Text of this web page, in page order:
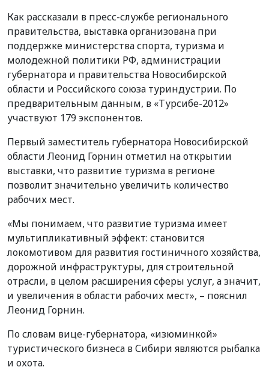
Как рассказали в пресс-службе регионального
правительства, выставка организована при
поддержке министерства спорта, туризма и
молодежной политики РФ, администрации
губернатора и правительства Новосибирской
области и Российского союза туриндустрии. По
предварительным данным, в «Турсибе-2012»
участвуют 179 экспонентов.
Первый заместитель губернатора Новосибирской
области Леонид Горнин отметил на открытии
выставки, что развитие туризма в регионе
позволит значительно увеличить количество
рабочих мест.
«Мы понимаем, что развитие туризма имеет
мультипликативный эффект: становится
локомотивом для развития гостиничного хозяйства,
дорожной инфраструктуры, для строительной
отрасли, в целом расширения сферы услуг, а значит,
и увеличения в области рабочих мест», – пояснил
Леонид Горнин.
По словам вице-губернатора, «изюминкой»
туристического бизнеса в Сибири являются рыбалка
и охота.